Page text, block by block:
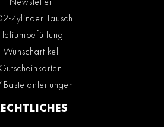
Newsletter
Zylinder Tausch
Wunschartikel
Gutscheinkarten
Bastelanleitungen